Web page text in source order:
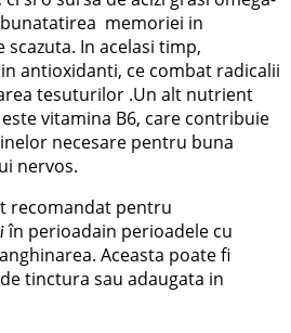
memoriei in
In acelasi timp,
antioxidanti, ce combat radicalii
tesuturilor .Un alt nutrient
vitamina B6, care contribuie
necesare pentru buna
nervos.
recomandat pentru
în perioadain perioadele cu
Aceasta poate fi
tinctura sau adaugata in